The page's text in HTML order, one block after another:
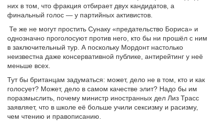
них в том, что фракция отбирает двух кандидатов, а
финальный голос — у партийных активистов.
Те же не могут простить Сунаку «предательство Бориса» и
однозначно проголосуют против него, кто бы ни прошёл с ним
в заключительный тур. А поскольку Мордонт настолько
неизвестна даже консервативной публике, антирейтинг у неё
меньше всех.
Тут бы британцам задуматься: может, дело не в том, кто и как
голосует? Может, дело в самом качестве элит? Надо бы им
поразмыслить, почему министр иностранных дел Лиз Трасс
заявляет, что в школе её больше учили сексизму и расизму,
чем чтению и правописанию.